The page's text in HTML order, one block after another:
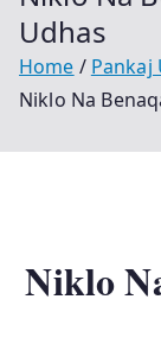
Udhas
Home
Pankaj
Niklo Na
Niklo